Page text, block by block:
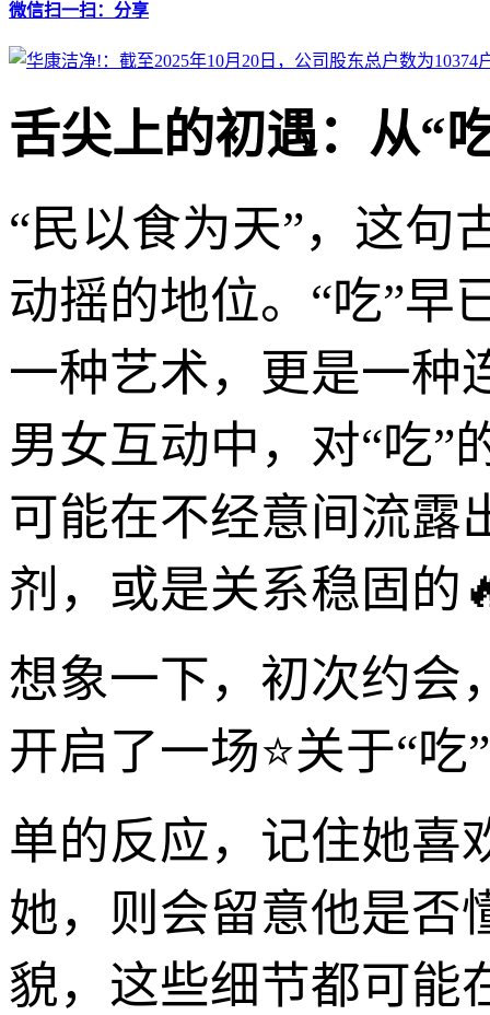
微信扫一扫：分享
舌尖上的初遇：从“
“民以食为天”，这句
动摇的地位。“吃”早
一种艺术，更是一种
男女互动中，对“吃”
可能在不经意间流露
剂，或是关系稳固的
想象一下，初次约会
开启了一场⭐关于“
单的反应，记住她喜
她，则会留意他是否
貌，这些细节都可能